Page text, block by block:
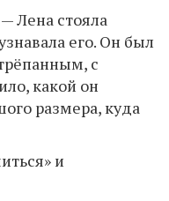
Лена стояла
его. Он был
с
какой он
размера, куда
и